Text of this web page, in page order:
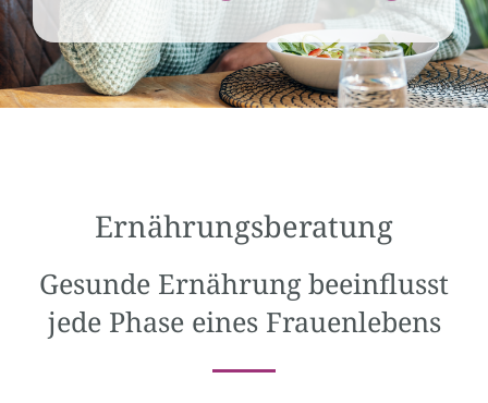
Ernährungsberatung
Gesunde Ernährung beeinflusst
jede Phase eines Frauenlebens